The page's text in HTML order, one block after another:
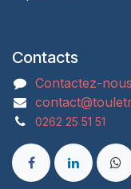
Contacts
Contactez-nous
0262 25 51 51